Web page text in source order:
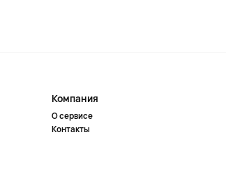
Компания
О сервисе
Контакты